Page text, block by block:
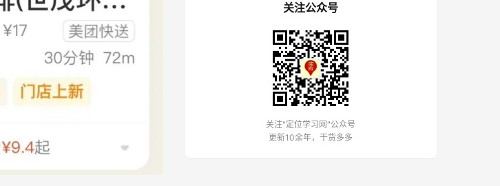
关注公众号
关注"定位学习网"公众号
更新10余年，干货多多